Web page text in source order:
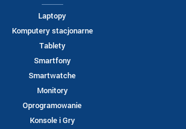
Laptopy
Komputery stacjonarne
Tablety
Smartfony
Smartwatche
Monitory
Oprogramowanie
Konsole i Gry